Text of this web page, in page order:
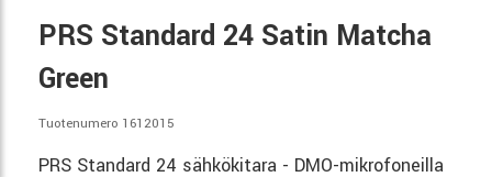
PRS Standard 24 Satin Matcha
Green
Tuotenumero 1612015
PRS Standard 24 sähkökitara - DMO-mikrofoneilla